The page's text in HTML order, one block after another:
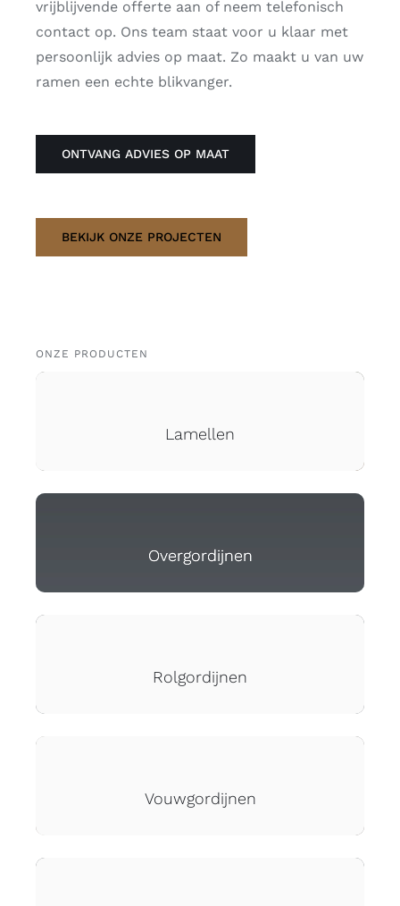
vrijblijvende offerte aan of neem telefonisch
contact op. Ons team staat voor u klaar met
persoonlijk advies op maat. Zo maakt u van uw
ramen een echte blikvanger.
ONTVANG ADVIES OP MAAT
BEKIJK ONZE PROJECTEN
ONZE PRODUCTEN
Lamellen
Overgordijnen
Rolgordijnen
Vouwgordijnen